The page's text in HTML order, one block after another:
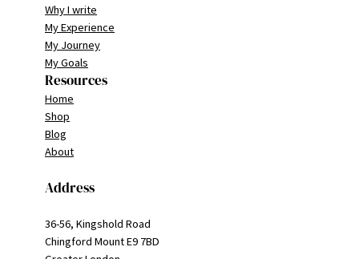
Why I write
My Experience
My Journey
My Goals
Resources
Home
Shop
Blog
About
Address
36-56, Kingshold Road
Chingford Mount E9 7BD